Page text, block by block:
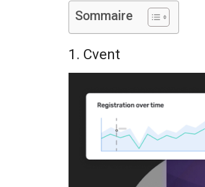
Sommaire
1. Cvent